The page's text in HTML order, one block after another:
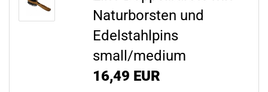
Naturborsten und
Edelstahlpins
small/medium
16,49 EUR